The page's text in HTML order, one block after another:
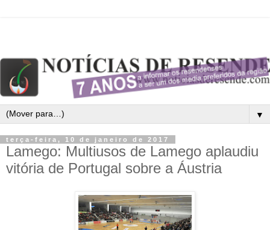
▼
terça-feira, 10 de janeiro de 2017
Lamego: Multiusos de Lamego aplaudiu
vitória de Portugal sobre a Áustria